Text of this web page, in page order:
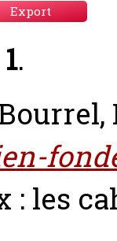
1.
: les